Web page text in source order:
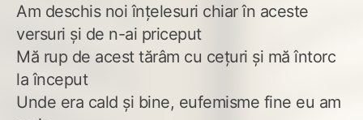
Am deschis noi înțelesuri chiar în aceste
versuri și de n-ai priceput
Mă rup de acest tărâm cu cețuri și mă întorc
la început
Unde era cald și bine, eufemisme fine eu am